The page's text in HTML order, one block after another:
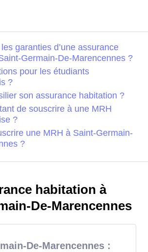
garanties d’une assurance
Germain-De-Marencennes ?
pour les étudiants
?
son assurance habitation ?
de souscrire à une MRH
?
une MRH à Saint-Germain-
?
habitation à
De-Marencennes
De-Marencennes :